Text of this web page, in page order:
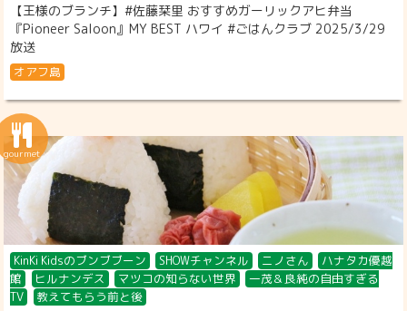
【王様のブランチ】#佐藤栞里 おすすめガーリックアヒ弁当
『Pioneer Saloon』MY BEST ハワイ #ごはんクラブ 2025/3/29
放送
オアフ島
KinKi Kidsのブンブブーン SHOWチャンネル ニノさん
ハナタカ優越
館
ヒルナンデス マツコの知らない世界
一茂＆良純の自由すぎる
TV
教えてもらう前と後